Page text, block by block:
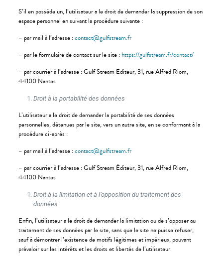
S’il en possède un, l’utilisateur a le droit de demander la suppression de son
espace personnel en suivant la procédure suivante :
– par mail à l’adresse :contact@gulfstream.fr
– par le formulaire de contact sur le site : https://gulfstream.fr/contact/
– par courrier à l’adresse : Gulf Stream Editeur, 31, rue Alfred Riom,
44100 Nantes
Droit à la portabilité des données
L’utilisateur a le droit de demander la portabilité de ses données
personnelles, détenues par le site, vers un autre site, en se conformant à la
procédure ci-après :
– par mail à l’adresse :contact@gulfstream.fr
– par courrier à l’adresse : Gulf Stream Éditeur, 31, rue Alfred Riom,
44100 Nantes
Droit à la limitation et à l’opposition du traitement des
données
Enfin, l’utilisateur a le droit de demander la limitation ou de s’opposer au
traitement de ses données par le site, sans que le site ne puisse refuser,
sauf à démontrer l’existence de motifs légitimes et impérieux, pouvant
prévaloir sur les intérêts et les droits et libertés de l’utilisateur.